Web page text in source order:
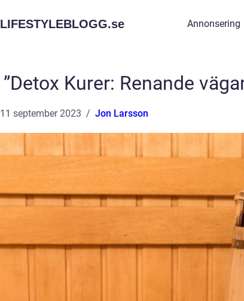
LIFESTYLEBLOGG.se Annonsering
”Detox Kurer: Renande
11 september 2023 Jon Larsson